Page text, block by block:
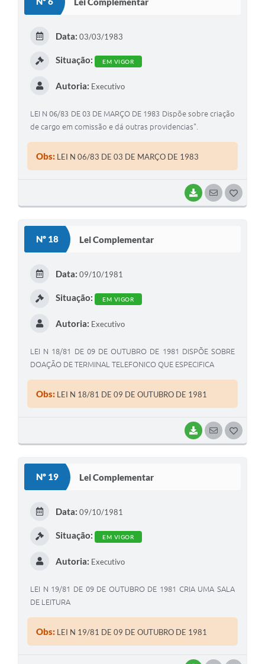
BAIXARSEGUIR
Data: 03/03/1983
Situação: EM VIGOR
Autoria: Executivo
LEI N 06/83 DE 03 DE MARÇO DE 1983 Dispõe sobre criação
de cargo em comissão e dá outras providencias".
Obs: LEI N 06/83 DE 03 DE MARÇO DE 1983
Nº 18 Lei Complementar
BAIXARSEGUIR
Data: 09/10/1981
Situação: EM VIGOR
Autoria: Executivo
LEI N 18/81 DE 09 DE OUTUBRO DE 1981 DISPÕE SOBRE
DOAÇÃO DE TERMINAL TELEFONICO QUE ESPECIFICA
Obs: LEI N 18/81 DE 09 DE OUTUBRO DE 1981
Nº 19 Lei Complementar
Data: 09/10/1981
Situação: EM VIGOR
Autoria: Executivo
LEI N 19/81 DE 09 DE OUTUBRO DE 1981 CRIA UMA SALA
DE LEITURA
Obs: LEI N 19/81 DE 09 DE OUTUBRO DE 1981